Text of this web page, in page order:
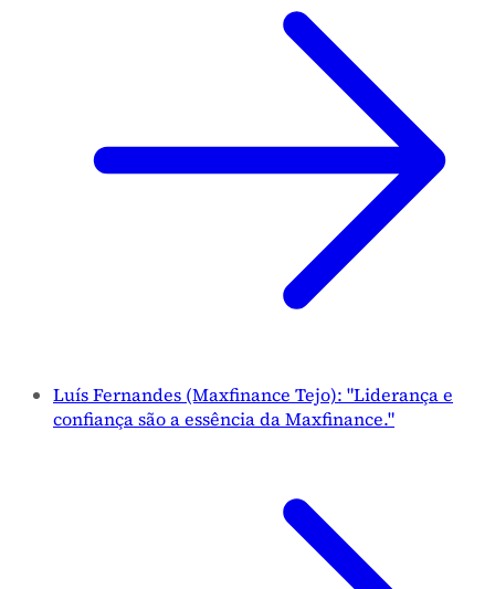
Luís Fernandes (Maxfinance Tejo): "Liderança e
confiança são a essência da Maxfinance."